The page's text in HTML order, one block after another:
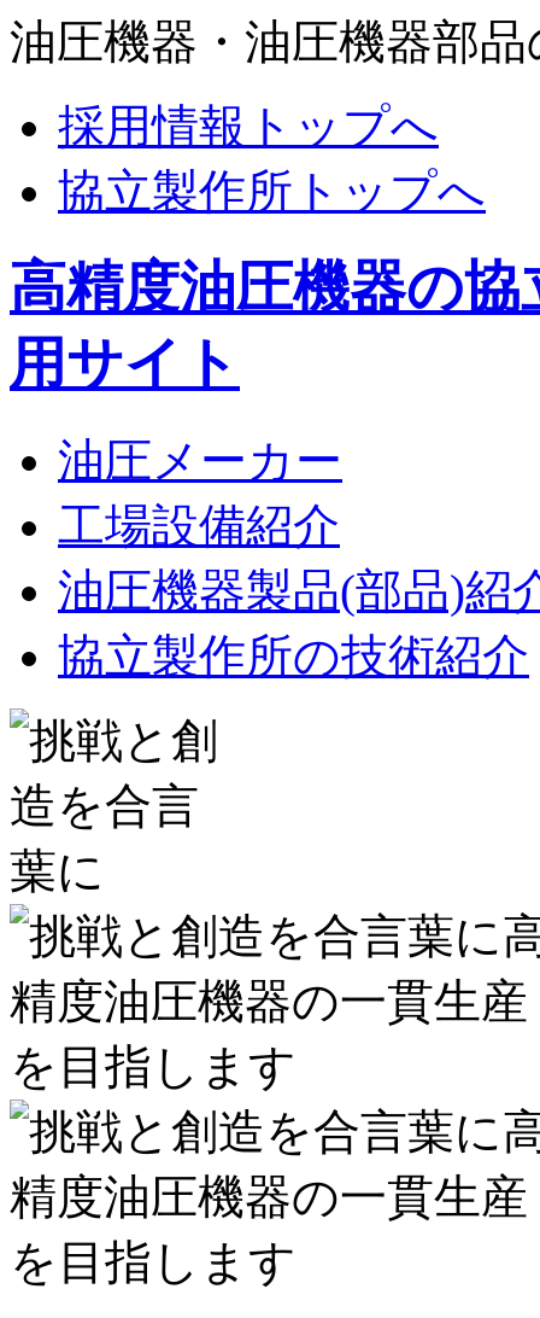
油圧機器・油圧機器部
採用情報トップへ
協立製作所トップへ
高精度油圧機器の
用サイト
油圧メーカー
工場設備紹介
油圧機器製品(部品)紹
協立製作所の技術紹介